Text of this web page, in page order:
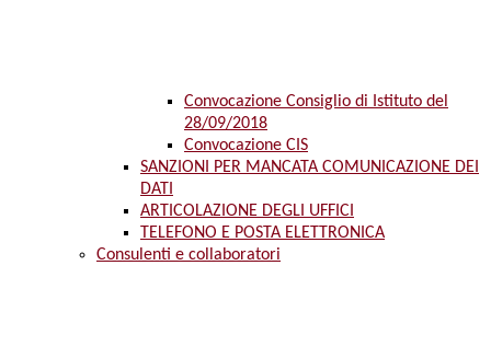
Convocazione Consiglio di Istituto del
28/09/2018
Convocazione CIS
SANZIONI PER MANCATA COMUNICAZIONE DEI
DATI
ARTICOLAZIONE DEGLI UFFICI
TELEFONO E POSTA ELETTRONICA
Consulenti e collaboratori